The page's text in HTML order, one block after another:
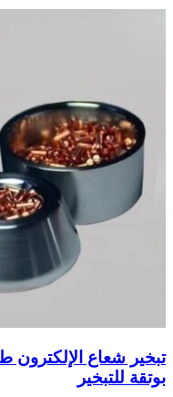
تبخير شعاع الإلكترون
بوتقة للتبخير